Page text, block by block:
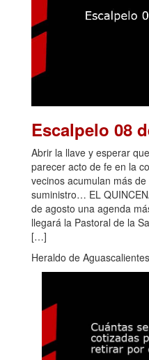
Escalpelo 08
Abrir la llave y esperar
parecer acto de fe en la
vecinos acumulan más
suministro… EL
de agosto una agenda
llegará la Pastoral de la
[…]
Heraldo de Aguascalientes